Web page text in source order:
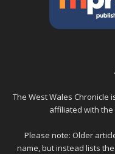
The West Wales Chronicle
affiliated with
Please note: Older
name, but instead lists